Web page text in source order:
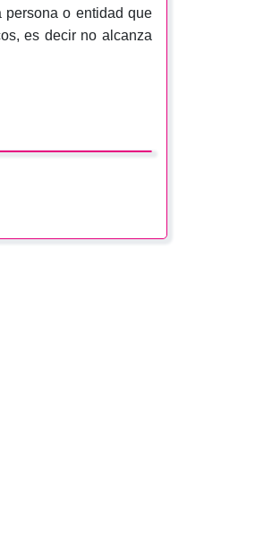
o entidad que
es decir no alcanza